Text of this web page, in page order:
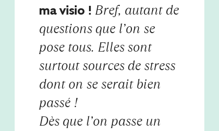
ma visio ! Bref, autant de
questions que l’on se
pose tous. Elles sont
surtout sources de stress
dont on se serait bien
passé !
Dès que l’on passe un